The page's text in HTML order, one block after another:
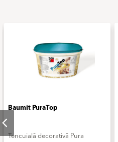
Baumit PuraTop
Tencuială decorativă Pura